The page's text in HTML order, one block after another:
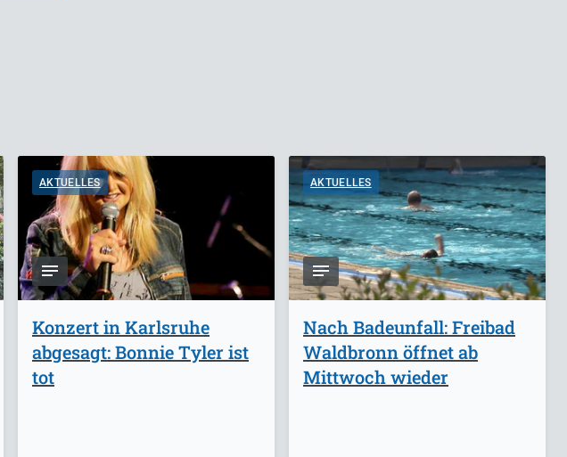
AKTUELLES
Konzert in Karlsruhe
abgesagt: Bonnie Tyler ist
tot
AKTUELLES
Nach Badeunfall: Freibad
Waldbronn öffnet ab
Mittwoch wieder